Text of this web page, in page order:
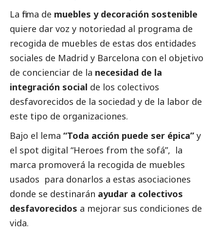
La firma de muebles y decoración sostenible
quiere dar voz y notoriedad al programa de
recogida de muebles de estas dos entidades
sociales de Madrid y Barcelona con el objetivo
de concienciar de la necesidad de la
integración social de los colectivos
desfavorecidos de la sociedad y de la labor de
este tipo de organizaciones.
Bajo el lema “Toda acción puede ser épica” y
el spot digital “Heroes from the sofá”, la
marca promoverá la recogida de muebles
usados para donarlos a estas asociaciones
donde se destinarán ayudar a colectivos
desfavorecidos a mejorar sus condiciones de
vida.